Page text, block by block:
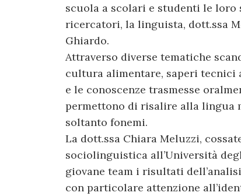
scuola a scolari e studenti le
ricercatori, la linguista, dott.ssa
Ghiardo.
Attraverso diverse tematiche
cultura alimentare, saperi
e le conoscenze trasmesse
permettono di risalire alla lingua
soltanto fonemi.
La dott.ssa Chiara Meluzzi,
sociolinguistica all’Università
giovane team i risultati
con particolare attenzione